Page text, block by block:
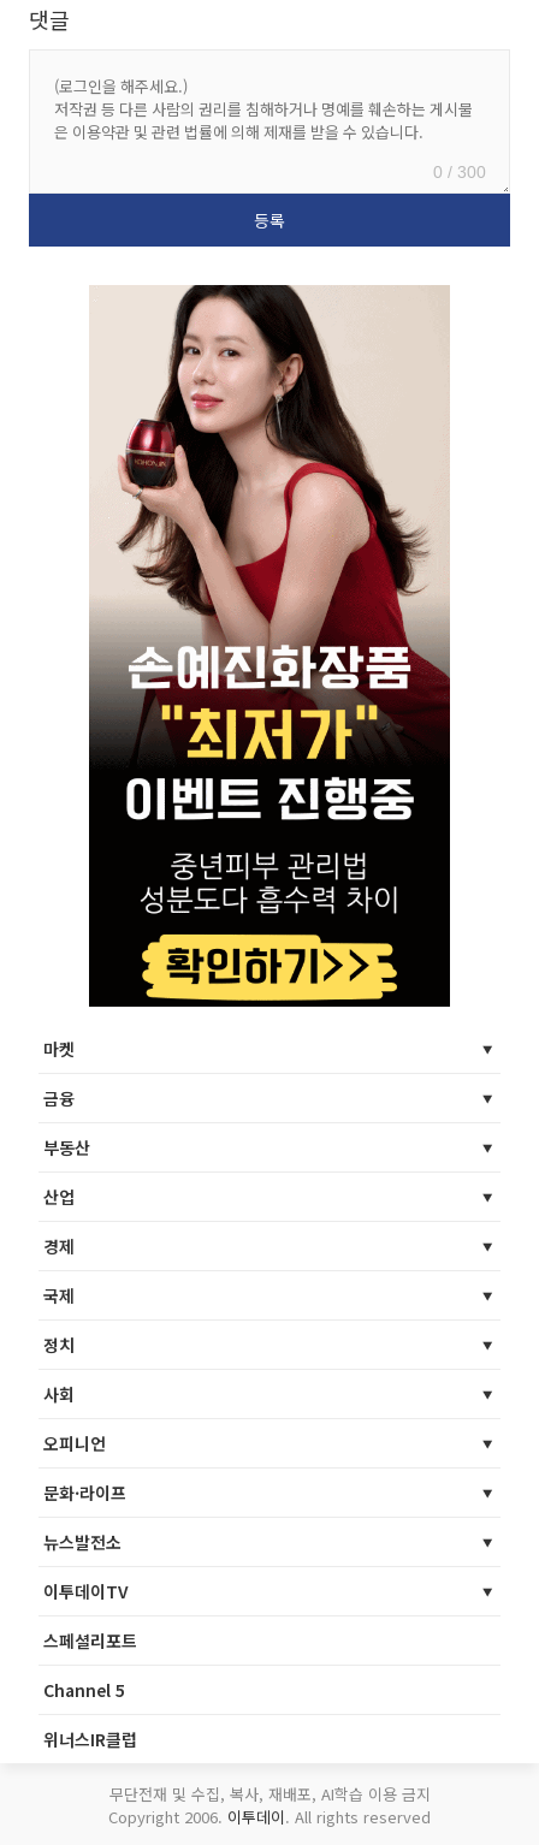
댓글
0 / 300
마켓
금융
부동산
산업
경제
국제
정치
사회
오피니언
문화·라이프
뉴스발전소
이투데이TV
스페셜리포트
Channel 5
위너스IR클럽
무단전재 및 수집, 복사, 재배포, AI학습 이용 금지
Copyright 2006. 이투데이. All rights reserved